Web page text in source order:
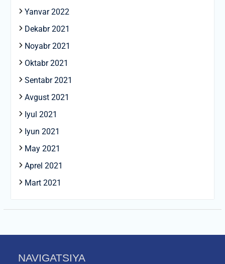
Yanvar 2022
Dekabr 2021
Noyabr 2021
Oktabr 2021
Sentabr 2021
Avgust 2021
Iyul 2021
Iyun 2021
May 2021
Aprel 2021
Mart 2021
NAVIGATSIYA